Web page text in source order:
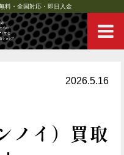
料・全国対応・即日入金
2026.5.16
ノイ）買取